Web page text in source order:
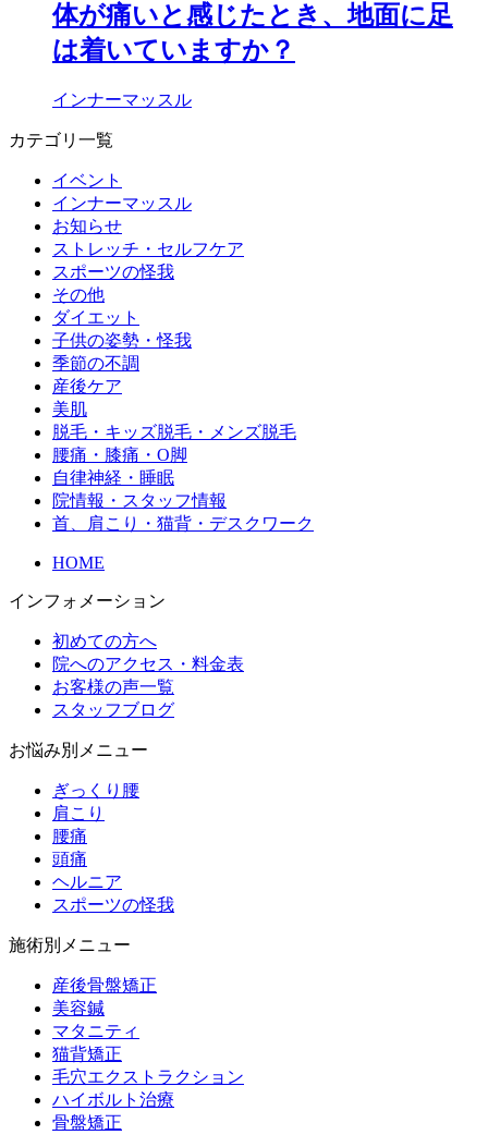
体が痛いと感じたとき、地面に足
は着いていますか？
インナーマッスル
カテゴリ一覧
イベント
インナーマッスル
お知らせ
ストレッチ・セルフケア
スポーツの怪我
その他
ダイエット
子供の姿勢・怪我
季節の不調
産後ケア
美肌
脱毛・キッズ脱毛・メンズ脱毛
腰痛・膝痛・O脚
自律神経・睡眠
院情報・スタッフ情報
首、肩こり・猫背・デスクワーク
HOME
インフォメーション
初めての方へ
院へのアクセス・料金表
お客様の声一覧
スタッフブログ
お悩み別メニュー
ぎっくり腰
肩こり
腰痛
頭痛
ヘルニア
スポーツの怪我
施術別メニュー
産後骨盤矯正
美容鍼
マタニティ
猫背矯正
毛穴エクストラクション
ハイボルト治療
骨盤矯正